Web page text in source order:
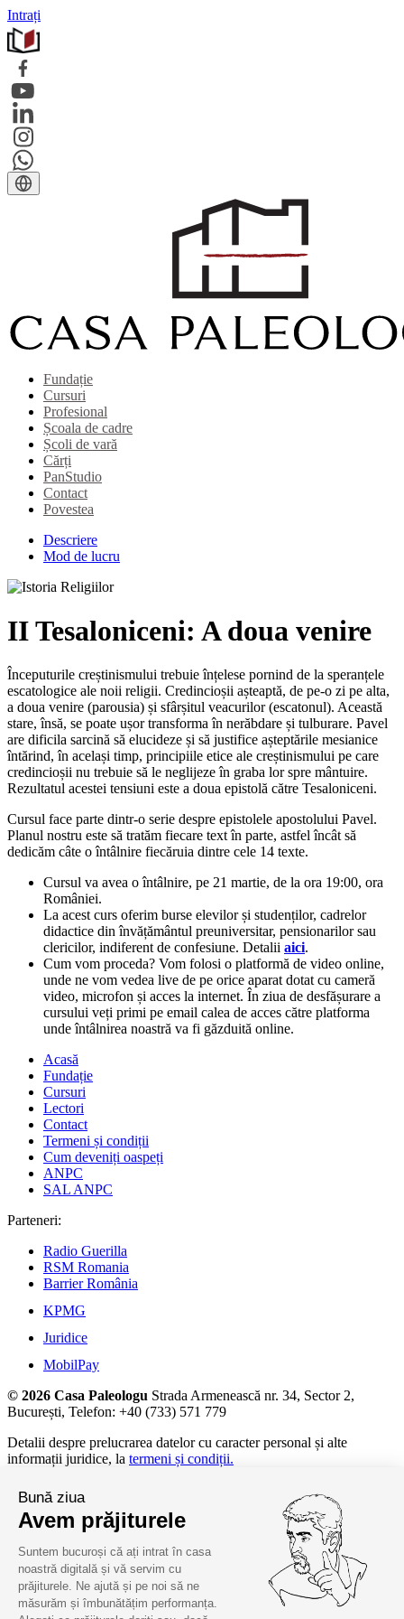
Intrați
Fundație
Cursuri
Profesional
Școala de cadre
Școli de vară
Cărți
PanStudio
Contact
Povestea
Descriere
Mod de lucru
II Tesaloniceni: A doua venire
Începuturile creștinismului trebuie înțelese pornind de la speranțele
escatologice ale noii religii. Credincioșii așteaptă, de pe-o zi pe alta,
a doua venire (parousia) și sfârșitul veacurilor (escatonul). Această
stare, însă, se poate ușor transforma în nerăbdare și tulburare. Pavel
are dificila sarcină să elucideze și să justifice așteptările mesianice
întărind, în același timp, principiile etice ale creștinismului pe care
credincioșii nu trebuie să le neglijeze în graba lor spre mântuire.
Rezultatul acestei tensiuni este a doua epistolă către Tesaloniceni.
Cursul face parte dintr-o serie despre epistolele apostolului Pavel.
Planul nostru este să tratăm fiecare text în parte, astfel încât să
dedicăm câte o întâlnire fiecăruia dintre cele 14 texte.
Cursul va avea o întâlnire, pe 21 martie, de la ora 19:00, ora
României.
La acest curs oferim burse elevilor și studenților, cadrelor
didactice din învățământul preuniversitar, pensionarilor sau
clericilor, indiferent de confesiune. Detalii aici.
Cum vom proceda? Vom folosi o platformă de video online,
unde ne vom vedea live de pe orice aparat dotat cu cameră
video, microfon și acces la internet. În ziua de desfășurare a
cursului veți primi pe email calea de acces către platforma
unde întâlnirea noastră va fi găzduită online.
Acasă
Fundație
Cursuri
Lectori
Contact
Termeni și condiții
Cum deveniți oaspeți
ANPC
SAL ANPC
Parteneri:
Radio Guerilla
RSM Romania
Barrier România
KPMG
Juridice
MobilPay
© 2026 Casa Paleologu Strada Armenească nr. 34, Sector 2,
București, Telefon: +40 (733) 571 779
Detalii despre prelucrarea datelor cu caracter personal și alte
informații juridice, la termeni și condiții.
Bună ziua
Avem prăjiturele
Suntem bucuroși că ați intrat în casa
noastră digitală și vă servim cu
prăjiturele. Ne ajută și pe noi să ne
măsurăm și îmbunătățim performanța.